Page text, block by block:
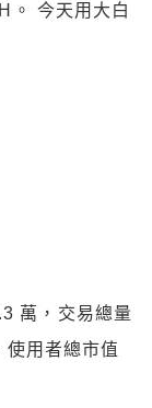
。 今天用大白
萬，交易總量
用者總市值